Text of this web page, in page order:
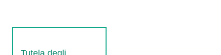
Tutela degli